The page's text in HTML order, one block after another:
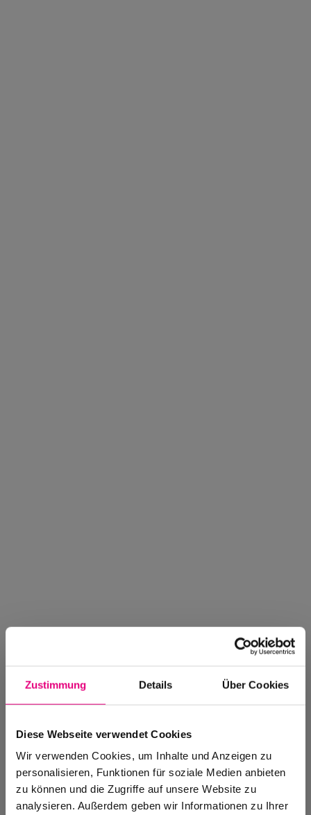
Zustimmung Details Über Cookies
Diese Webseite verwendet Cookies
Wir verwenden Cookies, um Inhalte und Anzeigen zu
personalisieren, Funktionen für soziale Medien anbieten
zu können und die Zugriffe auf unsere Website zu
analysieren. Außerdem geben wir Informationen zu Ihrer